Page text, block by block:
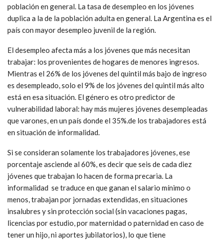
población en general. La tasa de desempleo en los jóvenes
duplica a la de la población adulta en general. La Argentina es el
país con mayor desempleo juvenil de la región.
El desempleo afecta más a los jóvenes que más necesitan
trabajar: los provenientes de hogares de menores ingresos.
Mientras el 26% de los jóvenes del quintil más bajo de ingreso
es desempleado, solo el 9% de los jóvenes del quintil más alto
está en esa situación. El género es otro predictor de
vulnerabilidad laboral: hay más mujeres jóvenes desempleadas
que varones, en un país donde el 35%.de los trabajadores está
en situación de informalidad.
Si se consideran solamente los trabajadores jóvenes, ese
porcentaje asciende al 60%, es decir que seis de cada diez
jóvenes que trabajan lo hacen de forma precaria. La
informalidad se traduce en que ganan el salario mínimo o
menos, trabajan por jornadas extendidas, en situaciones
insalubres y sin protección social (sin vacaciones pagas,
licencias por estudio, por maternidad o paternidad en caso de
tener un hijo, ni aportes jubilatorios), lo que tiene